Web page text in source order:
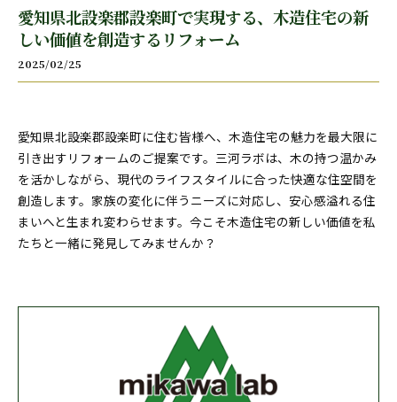
愛知県北設楽郡設楽町で実現する、木造住宅の新
しい価値を創造するリフォーム
2025/02/25
愛知県北設楽郡設楽町に住む皆様へ、木造住宅の魅力を最大限に
引き出すリフォームのご提案です。三河ラボは、木の持つ温かみ
を活かしながら、現代のライフスタイルに合った快適な住空間を
創造します。家族の変化に伴うニーズに対応し、安心感溢れる住
まいへと生まれ変わらせます。今こそ木造住宅の新しい価値を私
たちと一緒に発見してみませんか？